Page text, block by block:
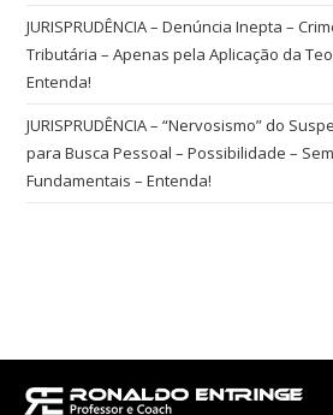
JURISPRUDÊNCIA – Denúncia Inepta –
Tributária – Apenas pela Aplicação da
Entenda!
JURISPRUDÊNCIA – “Nervosismo” do
para Busca Pessoal – Possibilidade –
Fundamentais – Entenda!